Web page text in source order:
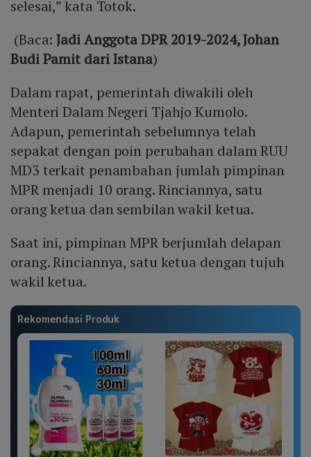
selesai,” kata Totok.
(Baca:Jadi Anggota DPR 2019-2024, Johan
Budi Pamit dari Istana)
Dalam rapat, pemerintah diwakili oleh
Menteri Dalam Negeri Tjahjo Kumolo.
Adapun, pemerintah sebelumnya telah
sepakat dengan poin perubahan dalam RUU
MD3 terkait penambahan jumlah pimpinan
MPR menjadi 10 orang. Rinciannya, satu
orang ketua dan sembilan wakil ketua.
Saat ini, pimpinan MPR berjumlah delapan
orang. Rinciannya, satu ketua dengan tujuh
wakil ketua.
Rekomendasi Produk